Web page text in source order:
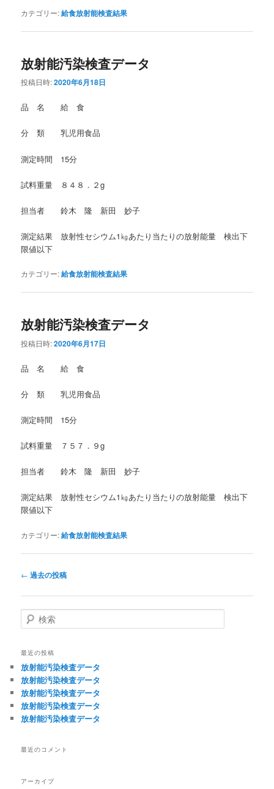
カテゴリー:給食放射能検査結果
放射能汚染検査データ
投稿日時:2020年6月18日
品 名 給 食
分 類 乳児用食品
測定時間 15分
試料重量 ８４８．２g
担当者 鈴木 隆 新田 妙子
測定結果 放射性セシウム1㎏あたり当たりの放射能量 検出下
限値以下
カテゴリー:給食放射能検査結果
放射能汚染検査データ
投稿日時:2020年6月17日
品 名 給 食
分 類 乳児用食品
測定時間 15分
試料重量 ７５７．９g
担当者 鈴木 隆 新田 妙子
測定結果 放射性セシウム1㎏あたり当たりの放射能量 検出下
限値以下
カテゴリー:給食放射能検査結果
投
ナ
ビ
ゲ
シ
ョ
ン
← 過去の投稿
検
索
最近の投稿
放射能汚染検査データ
放射能汚染検査データ
放射能汚染検査データ
放射能汚染検査データ
放射能汚染検査データ
最近のコメント
アーカイブ